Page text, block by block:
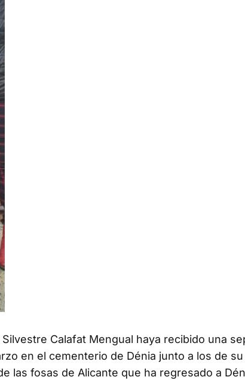
Calafat Mengual haya recibido una
en el cementerio de Dénia junto a los de
las fosas de Alicante que ha regresado a